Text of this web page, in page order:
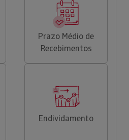
Prazo Médio de
Recebimentos
Endividamento